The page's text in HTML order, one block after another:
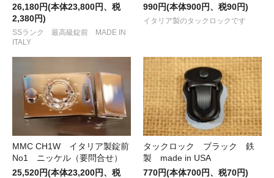
26,180円(本体23,800円、税
2,380円)
SSランク 最高級錠前 MADE IN
ITALY
990円(本体900円、税90円)
イタリア製のタックロックです
MMC CH1W イタリア製錠前
No1 ニッケル（要問合せ）
25,520円(本体23,200円、税
タックロック ブラック 鉄
製 made in USA
770円(本体700円、税70円)